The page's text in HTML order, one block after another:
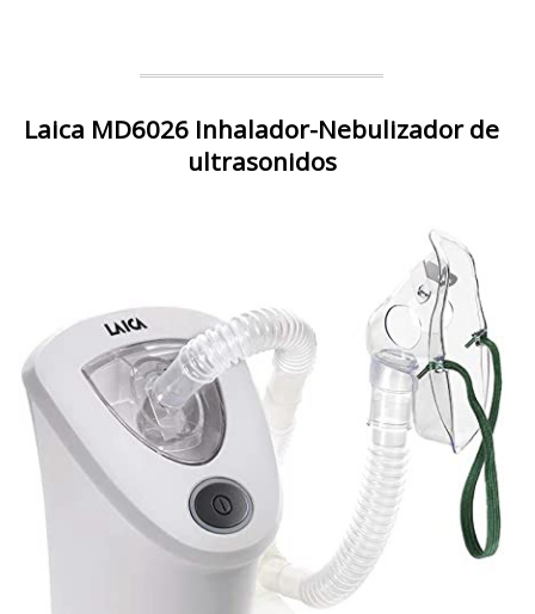
Laica MD6026 Inhalador-Nebulizador de
ultrasonidos